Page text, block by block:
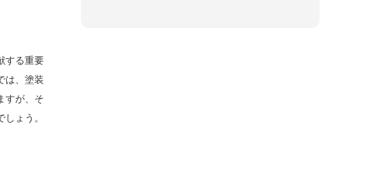
する重要
は、塗装
すが、そ
ょう。